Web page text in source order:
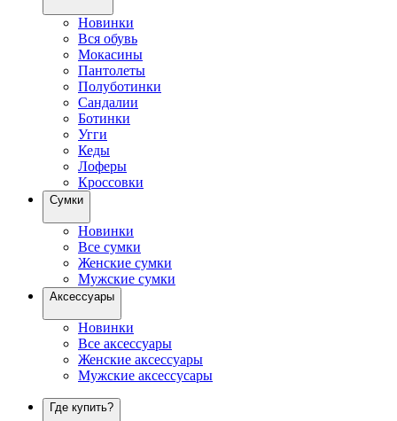
Новинки
Вся обувь
Мокасины
Пантолеты
Полуботинки
Сандалии
Ботинки
Угги
Кеды
Лоферы
Кроссовки
Сумки
Новинки
Все сумки
Женские сумки
Мужские сумки
Аксессуары
Новинки
Все аксессуары
Женские аксессуары
Мужские аксессусары
Где купить?